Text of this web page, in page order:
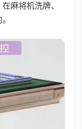
麻将机洗牌、